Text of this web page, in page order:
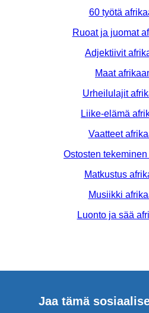
60 työtä
Ruoat ja juomat
Adjektiivit
Maat
Urheilulajit
Liike-elämä
Vaatteet
Ostosten
Matkustus
Musiikki
Luonto ja sää
Jaa tämä